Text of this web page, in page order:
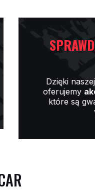
Dzięki
oferujemy
które są